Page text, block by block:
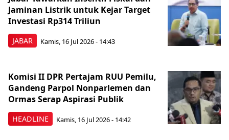
JABAR
Jaminan Listrik untuk Kejar Target
Investasi Rp314 Triliun
Kamis, 16 Jul 2026 - 14:43
HEADLINE
Komisi II DPR Pertajam RUU Pemilu,
Gandeng Parpol Nonparlemen dan
Ormas Serap Aspirasi Publik
Kamis, 16 Jul 2026 - 14:42